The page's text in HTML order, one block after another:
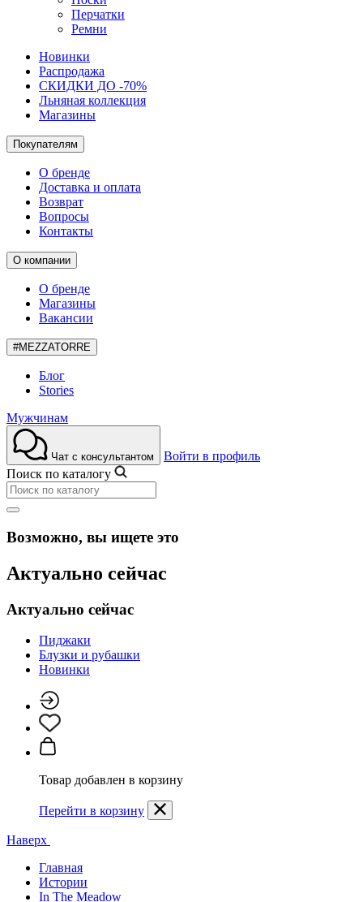
Перчатки
Ремни
Новинки
Распродажа
СКИДКИ ДО -70%
Льняная коллекция
Магазины
Покупателям
О бренде
Доставка и оплата
Возврат
Вопросы
Контакты
О компании
О бренде
Магазины
Вакансии
#MEZZATORRE
Блог
Stories
Мужчинам
Чат с консультантом
Войти в профиль
Поиск по каталогу
Возможно, вы ищете это
Актуально сейчас
Актуально сейчас
Пиджаки
Блузки и рубашки
Новинки
Товар добавлен в корзину
Перейти в корзину
Наверх
Главная
Истории
In The Meadow